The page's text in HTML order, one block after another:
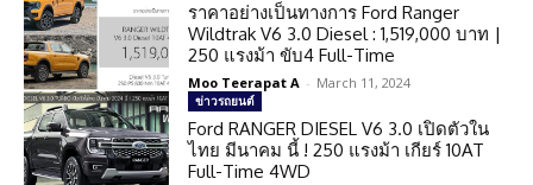
ราคาอย่างเป็นทางการ Ford Ranger
Wildtrak V6 3.0 Diesel : 1,519,000 บาท |
250 แรงม้า ขับ4 Full-Time
Moo Teerapat A - March 11, 2024
ข่าวรถยนต์
Ford RANGER DIESEL V6 3.0 เปิดตัวใน
ไทย มีนาคม นี้ ! 250 แรงม้า เกียร์ 10AT
Full-Time 4WD